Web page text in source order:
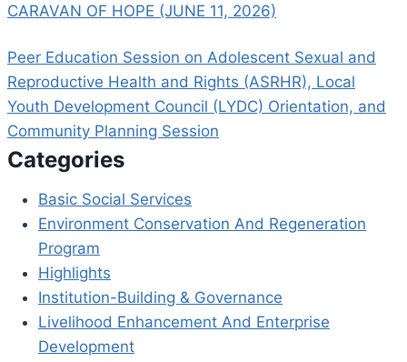
CARAVAN OF HOPE (JUNE 11, 2026)
Peer Education Session on Adolescent Sexual and
Reproductive Health and Rights (ASRHR), Local
Youth Development Council (LYDC) Orientation, and
Community Planning Session
Categories
Basic Social Services
Environment Conservation And Regeneration
Program
Highlights
Institution-Building & Governance
Livelihood Enhancement And Enterprise
Development